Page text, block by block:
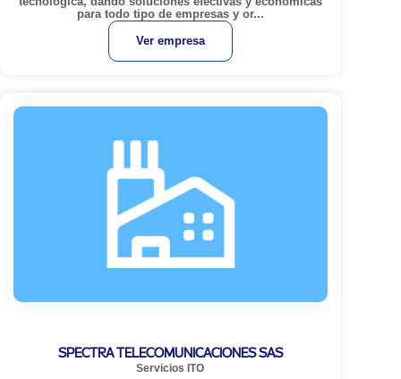
para todo tipo de empresas y or...
Ver empresa
SPECTRA TELECOMUNICACIONES SAS
Servicios ITO